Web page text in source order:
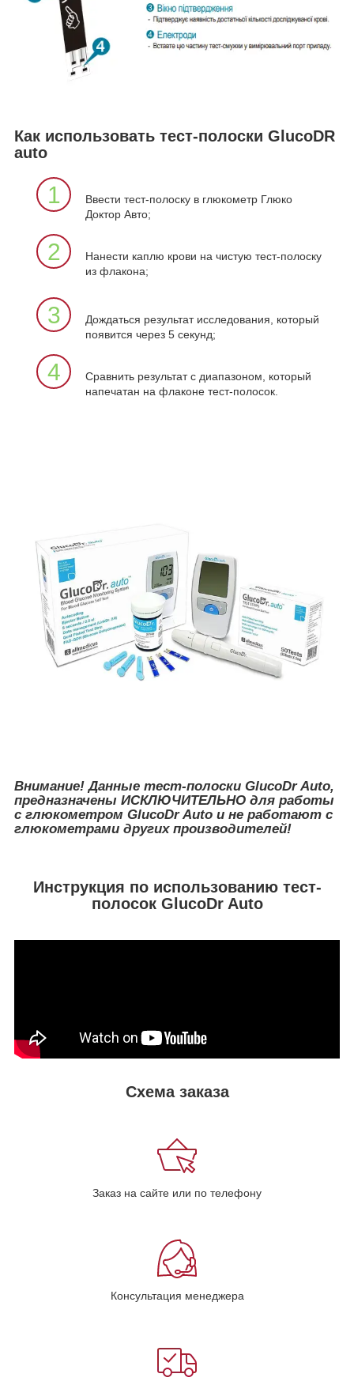
Как использовать тест-полоски GlucoDR
auto
1
Ввести тест-полоску в глюкометр Глюко
Доктор Авто;
2
Нанести каплю крови на чистую тест-полоску
из флакона;
3
Дождаться результат исследования, который
появится через 5 секунд;
4
Сравнить результат с диапазоном, который
напечатан на флаконе тест-полосок.
Внимание! Данные тест-полоски GlucoDr Auto,
предназначены ИСКЛЮЧИТЕЛЬНО для работы
с глюкометром GlucoDr Auto и не работают с
глюкометрами других производителей!
Инструкция по использованию тест-
полосок GlucoDr Auto
Схема заказа
Заказ на сайте или по телефону
Консультация менеджера